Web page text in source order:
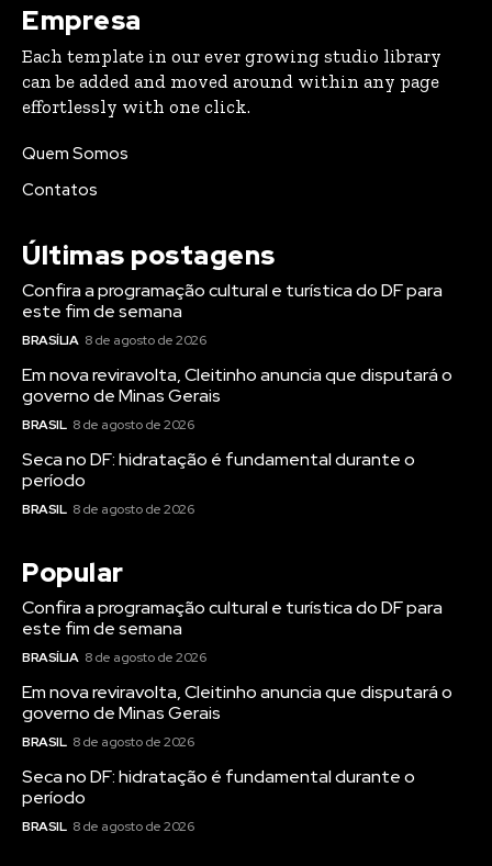
Empresa
Each template in our ever growing studio library
can be added and moved around within any page
effortlessly with one click.
Quem Somos
Contatos
Últimas postagens
Confira a programação cultural e turística do DF para
este fim de semana
BRASÍLIA 8 de agosto de 2026
Em nova reviravolta, Cleitinho anuncia que disputará o
governo de Minas Gerais
BRASIL 8 de agosto de 2026
Seca no DF: hidratação é fundamental durante o
período
BRASIL 8 de agosto de 2026
Popular
Confira a programação cultural e turística do DF para
este fim de semana
BRASÍLIA 8 de agosto de 2026
Em nova reviravolta, Cleitinho anuncia que disputará o
governo de Minas Gerais
BRASIL 8 de agosto de 2026
Seca no DF: hidratação é fundamental durante o
período
BRASIL 8 de agosto de 2026